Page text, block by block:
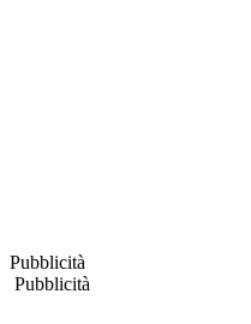
Pubblicità
Pubblicità